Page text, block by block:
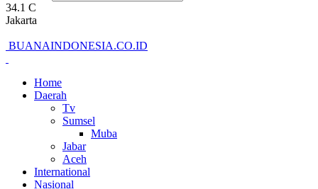
34.1 C
Jakarta
BUANAINDONESIA.CO.ID
Home
Daerah
Tv
Sumsel
Muba
Jabar
Aceh
International
Nasional